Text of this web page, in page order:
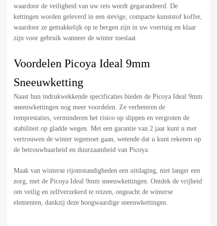
waardoor de veiligheid van uw reis wordt gegarandeerd. De
kettingen worden geleverd in een stevige, compacte kunststof koffer,
waardoor ze gemakkelijk op te bergen zijn in uw voertuig en klaar
zijn voor gebruik wanneer de winter toeslaat.
Voordelen Picoya Ideal 9mm
Sneeuwketting
Naast hun indrukwekkende specificaties bieden de Picoya Ideal 9mm
sneeuwkettingen nog meer voordelen. Ze verbeteren de
remprestaties, verminderen het risico op slippen en vergroten de
stabiliteit op gladde wegen. Met een garantie van 2 jaar kunt u met
vertrouwen de winter tegemoet gaan, wetende dat u kunt rekenen op
de betrouwbaarheid en duurzaamheid van Picoya.
Maak van winterse rijomstandigheden een uitdaging, niet langer een
zorg, met de Picoya Ideal 9mm sneeuwkettingen. Ontdek de vrijheid
om veilig en zelfverzekerd te reizen, ongeacht de winterse
elementen, dankzij deze hoogwaardige sneeuwkettingen.